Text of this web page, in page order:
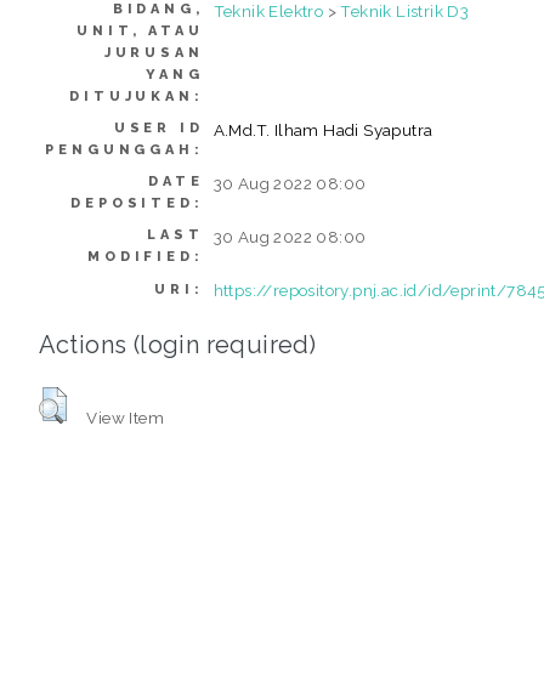
BIDANG,
UNIT, ATAU
JURUSAN
YANG
DITUJUKAN:
Teknik Elektro >Teknik Listrik D3
USER ID
PENGUNGGAH:
A.Md.T. Ilham Hadi Syaputra
DATE
DEPOSITED:
30 Aug 2022 08:00
LAST
MODIFIED:
30 Aug 2022 08:00
URI: https://repository.pnj.ac.id/id/eprint/
Actions (login required)
View Item